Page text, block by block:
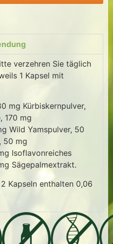
verzehren Sie täglich
1 Kapsel mit
mg Kürbiskernpulver,
170 mg
Wild Yamspulver, 50
50 mg
Isoflavonreiches
Sägepalmextrakt.
2 Kapseln enthalten 0,06